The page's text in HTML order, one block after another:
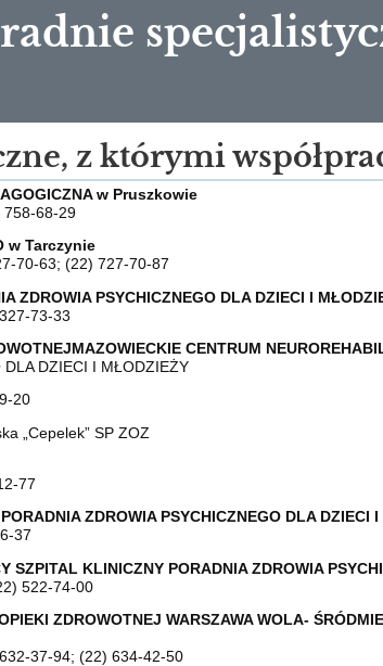
z którymi
w Pruszkowie
758-68-29
w Tarczynie
70-63; (22) 727-70-87
ZDROWIA PSYCHICZNEGO DLA DZIECI I
73-33
CENTRUM
DLA DZIECI I MŁODZIEŻY
20
„Cepelek” SP ZOZ
77
ZDROWIA PSYCHICZNEGO DLA DZIECI
37
SZPITAL KLINICZNY PORADNIA ZDROWIA
522-74-00
ZDROWOTNEJ WARSZAWA WOLA-
37-94; (22) 634-42-50